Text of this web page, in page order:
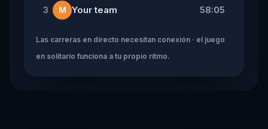
3 M Your team 58:05
Las carreras en directo necesitan conexión · el juego
en solitario funciona a tu propio ritmo.